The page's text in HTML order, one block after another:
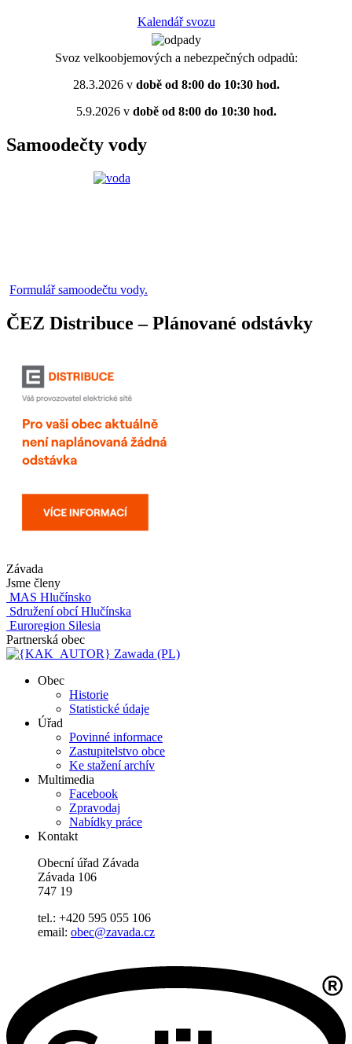
Kalendář svozu
Svoz velkoobjemových a nebezpečných odpadů:
28.3.2026 vdobě od 8:00 do 10:30 hod.
5.9.2026 vdobě od 8:00 do 10:30 hod.
Samoodečty vody
Formulář samoodečtu vody.
ČEZ Distribuce – Plánované odstávky
Závada
Jsme členy
MAS Hlučínsko
Sdružení obcí Hlučínska
Euroregion Silesia
Partnerská obec
Zawada (PL)
Obec
Historie
Statistické údaje
Úřad
Povinné informace
Zastupitelstvo obce
Ke stažení archív
Multimedia
Facebook
Zpravodaj
Nabídky práce
Kontakt
Obecní úřad Závada
Závada 106
747 19
tel.: +420 595 055 106
email: obec@zavada.cz